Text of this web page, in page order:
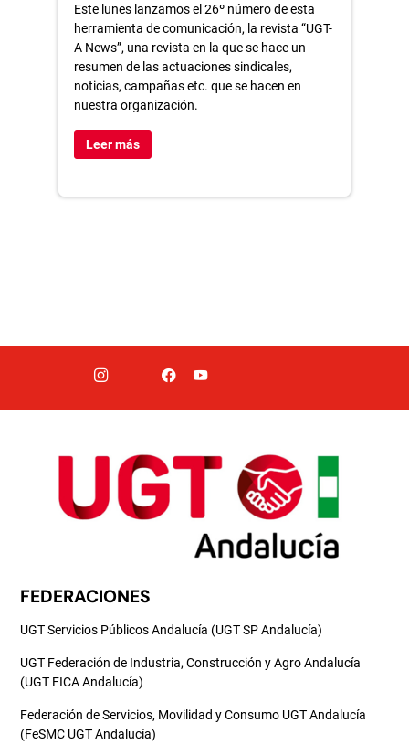
Este lunes lanzamos el 26º número de esta
herramienta de comunicación, la revista “UGT-
A News”, una revista en la que se hace un
resumen de las actuaciones sindicales,
noticias, campañas etc. que se hacen en
nuestra organización.
Leer más
FEDERACIONES
UGT Servicios Públicos Andalucía (UGT SP Andalucía)
UGT Federación de Industria, Construcción y Agro Andalucía
(UGT FICA Andalucía)
Federación de Servicios, Movilidad y Consumo UGT Andalucía
(FeSMC UGT Andalucía)